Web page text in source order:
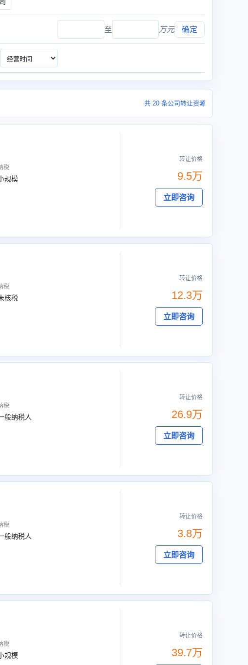
至 万元 确定
共 20 条公司转让资源
税
规模
转让价格
9.5万
立即咨询
税
核税
转让价格
12.3万
立即咨询
税
般纳税人
转让价格
26.9万
立即咨询
税
般纳税人
转让价格
3.8万
立即咨询
税
规模
转让价格
39.7万